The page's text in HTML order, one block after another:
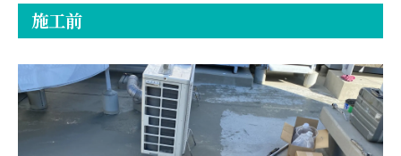
施工前